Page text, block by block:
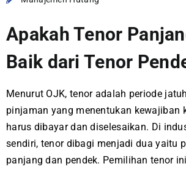
Apakah Tenor
Baik dari Tenor
Menurut OJK, tenor adalah periode
pinjaman yang menentukan kewajiban
harus dibayar dan diselesaikan. Di
sendiri, tenor dibagi menjadi dua yaitu
panjang dan pendek. Pemilihan tenor